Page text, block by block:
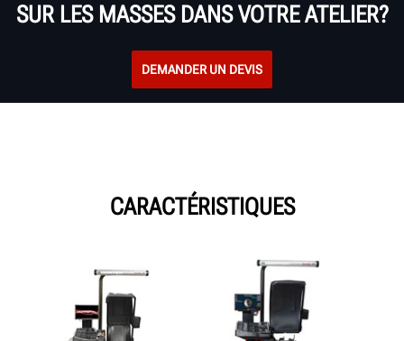
SUR LES MASSES DANS VOTRE ATELIER?
DEMANDER UN DEVIS
CARACTÉRISTIQUES